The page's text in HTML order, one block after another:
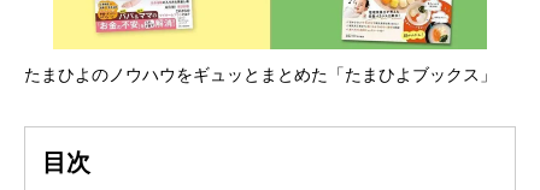
たまひよのノウハウをギュッとまとめた「たまひよブックス」
目次